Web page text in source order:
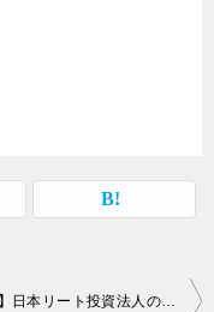
【IPO】日本リート投資法人の公開価格は仮条件の「上限」252,000円で決定